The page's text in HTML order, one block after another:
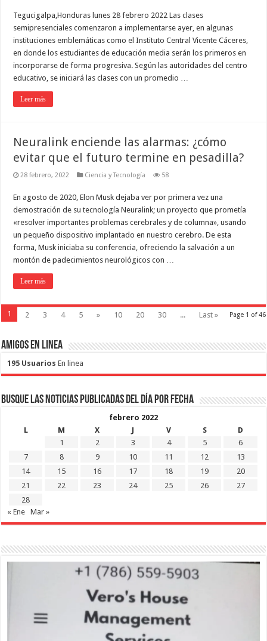
Tegucigalpa,Honduras lunes 28 febrero 2022 Las clases
semipresenciales comenzaron a implementarse ayer, en algunas
instituciones emblemáticas como el Instituto Central Vicente Cáceres,
en donde los estudiantes de educación media serán los primeros en
incorporarse de forma progresiva. Según las autoridades del centro
educativo, se iniciará las clases con un promedio …
Leer más
Neuralink enciende las alarmas: ¿cómo
evitar que el futuro termine en pesadilla?
28 febrero, 2022 Ciencia y Tecnología 58
En agosto de 2020, Elon Musk dejaba ver por primera vez una
demostración de su tecnología Neuralink; un proyecto que prometía
«resolver importantes problemas cerebrales y de columna», usando
un pequeño dispositivo implantado en nuestro cerebro. De esta
forma, Musk iniciaba su conferencia, ofreciendo la salvación a un
montón de padecimientos neurológicos con …
Leer más
Page 1 of 46
1 2 3 4 5 » 10 20 30 ... Last »
Amigos en Linea
195 Usuarios En linea
Busque las noticias publicadas del día por fecha
febrero 2022
L
M X J V S
D
1
2 3 4 5
6
7
8 9 10 11 12
13
14
15 16 17 18 19
20
21
22 23 24 25 26
27
28
« Ene
Mar »